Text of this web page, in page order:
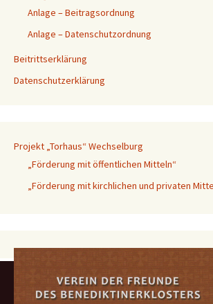
Anlage – Beitragsordnung
Anlage – Datenschutzordnung
Beitrittserklärung
Datenschutzerklärung
Projekt „Torhaus“ Wechselburg
„Förderung mit öffentlichen Mitteln“
„Förderung mit kirchlichen und privaten
Suchen